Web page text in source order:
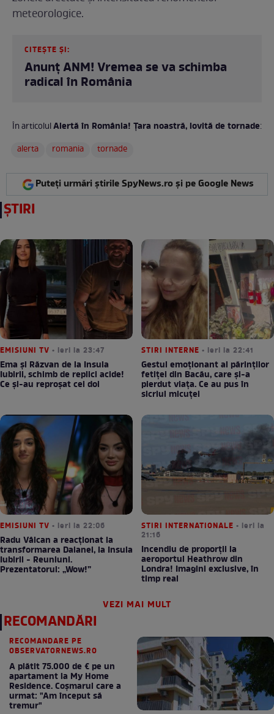
meteorologice.
CITEȘTE ȘI:
Anunț ANM! Vremea se va schimba
radical în România
În articolulAlertă în România! Țara noastră, lovită de tornade:
alerta
romania tornade
Puteți urmări știrile SpyNews.ro și pe Google News
ȘTIRI
EMISIUNI TV • ieri la 23:47
Ema și Răzvan de la Insula
Iubirii, schimb de replici acide!
Ce și-au reproșat cei doi
STIRI INTERNE • ieri la 22:41
Gestul emoționant al părinților
fetiței din Bacău, care și-a
pierdut viața. Ce au pus în
sicriul micuței
EMISIUNI TV • ieri la 22:06
Radu Vâlcan a reacționat la
transformarea Daianei, la Insula
Iubirii - Reuniuni.
Prezentatorul: „Wow!”
STIRI INTERNATIONALE • ieri la
21:16
Incendiu de proporții la
aeroportul Heathrow din
Londra! Imagini exclusive, în
timp real
VEZI MAI MULT
RECOMANDĂRI
RECOMANDARE PE
OBSERVATORNEWS.RO
A plătit 75.000 de € pe un
apartament la My Home
Residence. Coşmarul care a
urmat: "Am început să
tremur"